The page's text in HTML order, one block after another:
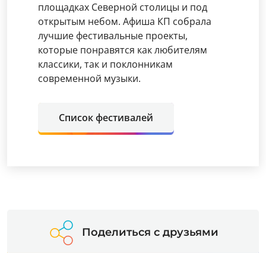
площадках Северной столицы и под
открытым небом. Афиша КП собрала
лучшие фестивальные проекты,
которые понравятся как любителям
классики, так и поклонникам
современной музыки.
Список фестивалей
Поделиться с друзьями